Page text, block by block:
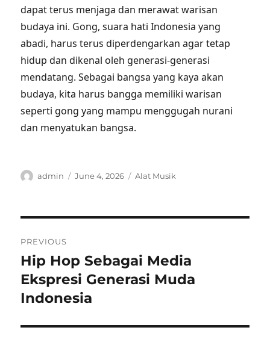
dapat terus menjaga dan merawat warisan
budaya ini. Gong, suara hati Indonesia yang
abadi, harus terus diperdengarkan agar tetap
hidup dan dikenal oleh generasi-generasi
mendatang. Sebagai bangsa yang kaya akan
budaya, kita harus bangga memiliki warisan
seperti gong yang mampu menggugah nurani
dan menyatukan bangsa.
Author
admin
Posted
June 4, 2026 Categories
Alat Musik
navigation
PREVIOUS
Previous
post:
Hip Hop Sebagai Media
Ekspresi Generasi Muda
Indonesia